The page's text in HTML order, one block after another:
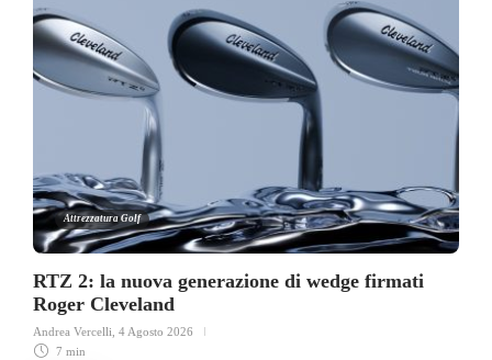
Attrezzatura Golf
RTZ 2: la nuova generazione di wedge firmati
Roger Cleveland
Andrea Vercelli 4 Agosto 2026
7 min